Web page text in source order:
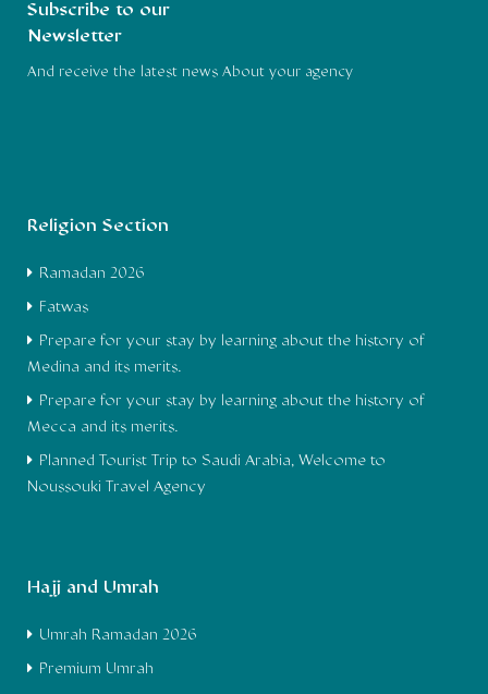
Subscribe to our
Newsletter
And receive the latest news About your agency
Religion Section
Ramadan 2026
Fatwas
Prepare for your stay by learning about the history of
Medina and its merits.
Prepare for your stay by learning about the history of
Mecca and its merits.
Planned Tourist Trip to Saudi Arabia, Welcome to
Noussouki Travel Agency
Hajj and Umrah
Umrah Ramadan 2026
Premium Umrah